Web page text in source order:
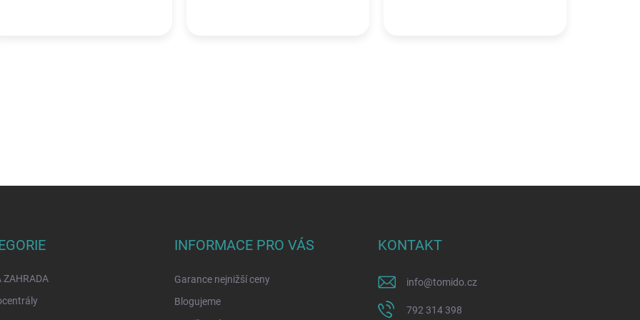
ZAHRADA
INFORMACE PRO VÁS
Garance nejnižší ceny
Blogujeme
KONTAKT
info@tomido.cz
792 314 398